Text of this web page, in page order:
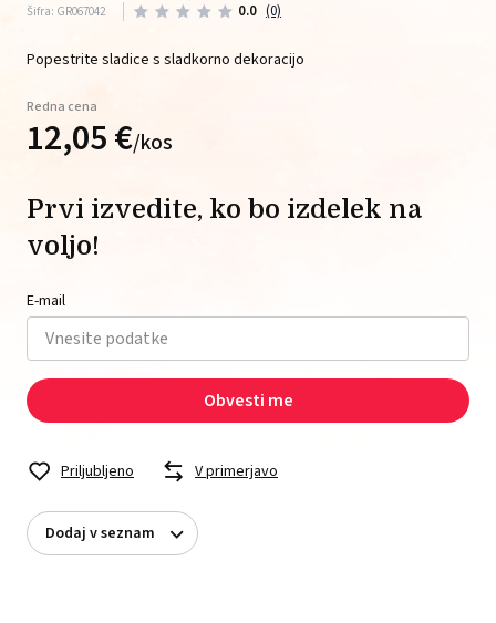
Šifra: GR067042 0.0 (0)
Popestrite sladice s sladkorno dekoracijo
Redna cena
12,05€/kos
Prvi izvedite, ko bo izdelek na
voljo!
E-mail
Obvesti me
Priljubljeno V primerjavo
Dodaj v seznam